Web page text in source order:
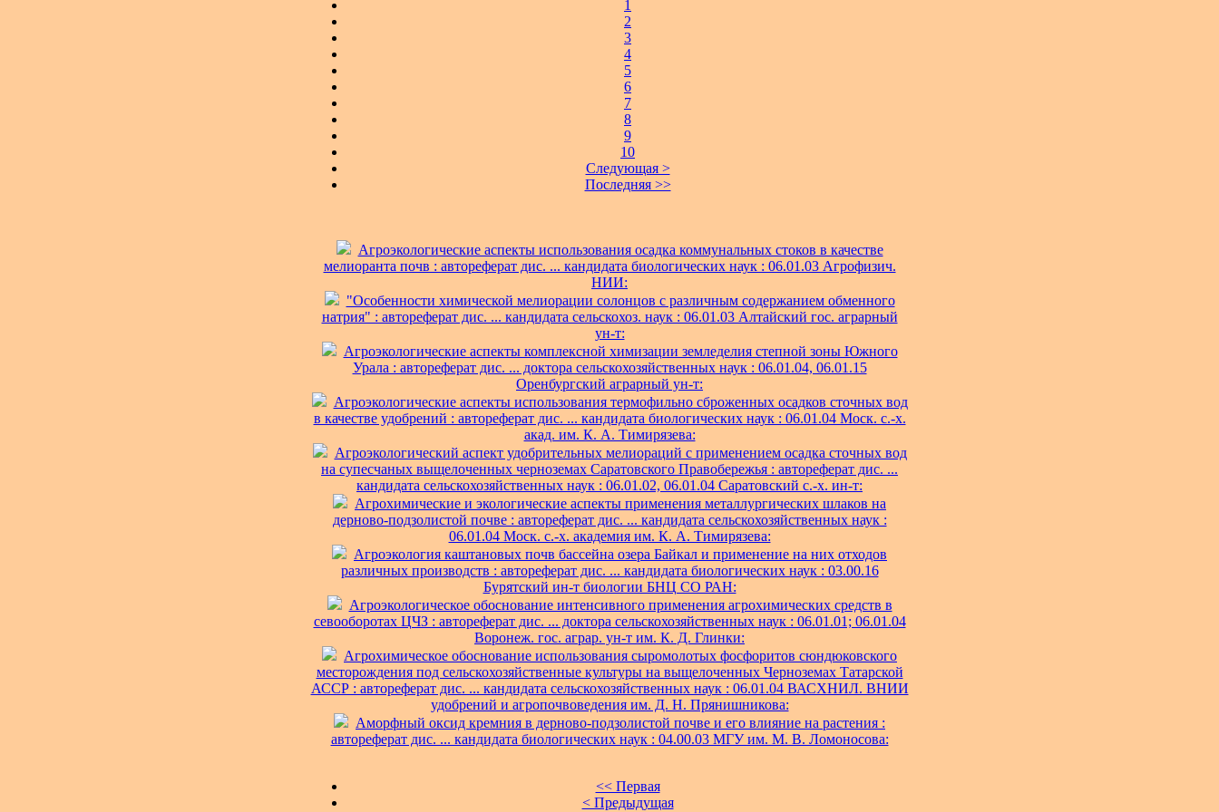
1
2
3
4
5
6
7
8
9
10
Следующая >
Последняя >>
Агроэкологические аспекты использования осадка коммунальных стоков в качестве
мелиоранта почв : автореферат дис. ... кандидата биологических наук : 06.01.03 Агрофизич.
НИИ:
"Особенности химической мелиорации солонцов с различным содержанием обменного
натрия" : автореферат дис. ... кандидата сельскохоз. наук : 06.01.03 Алтайский гос. аграрный
ун-т:
Агроэкологические аспекты комплексной химизации земледелия степной зоны Южного
Урала : автореферат дис. ... доктора сельскохозяйственных наук : 06.01.04, 06.01.15
Оренбургский аграрный ун-т:
Агроэкологические аспекты использования термофильно сброженных осадков сточных вод
в качестве удобрений : автореферат дис. ... кандидата биологических наук : 06.01.04 Моск. с.-х.
акад. им. К. А. Тимирязева:
Агроэкологический аспект удобрительных мелиораций с применением осадка сточных вод
на супесчаных выщелоченных черноземах Саратовского Правобережья : автореферат дис. ...
кандидата сельскохозяйственных наук : 06.01.02, 06.01.04 Саратовский с.-х. ин-т:
Агрохимические и экологические аспекты применения металлургических шлаков на
дерново-подзолистой почве : автореферат дис. ... кандидата сельскохозяйственных наук :
06.01.04 Моск. с.-х. академия им. К. А. Тимирязева:
Агроэкология каштановых почв бассейна озера Байкал и применение на них отходов
различных производств : автореферат дис. ... кандидата биологических наук : 03.00.16
Бурятский ин-т биологии БНЦ СО РАН:
Агроэкологическое обоснование интенсивного применения агрохимических средств в
севооборотах ЦЧЗ : автореферат дис. ... доктора сельскохозяйственных наук : 06.01.01; 06.01.04
Воронеж. гос. аграр. ун-т им. К. Д. Глинки:
Агрохимическое обоснование использования сыромолотых фосфоритов сюндюковского
месторождения под сельскохозяйственные культуры на выщелоченных Черноземах Татарской
АССР : автореферат дис. ... кандидата сельскохозяйственных наук : 06.01.04 ВАСХНИЛ. ВНИИ
удобрений и агропочвоведения им. Д. Н. Прянишникова:
Аморфный оксид кремния в дерново-подзолистой почве и его влияние на растения :
автореферат дис. ... кандидата биологических наук : 04.00.03 МГУ им. М. В. Ломоносова:
<< Первая
< Предыдущая